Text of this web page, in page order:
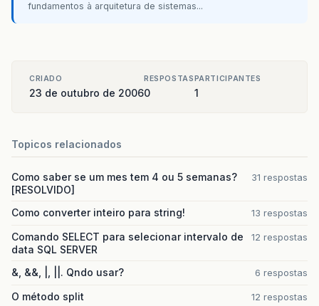
fundamentos à arquitetura de sistemas...
CRIADO
23 de outubro de 2006
RESPOSTAS
0
PARTICIPANTES
1
Topicos relacionados
Como saber se um mes tem 4 ou 5 semanas?
[RESOLVIDO]
31 respostas
Como converter inteiro para string! 13 respostas
Comando SELECT para selecionar intervalo de
data SQL SERVER
12 respostas
&, &&, |, ||. Qndo usar? 6 respostas
O método split 12 respostas